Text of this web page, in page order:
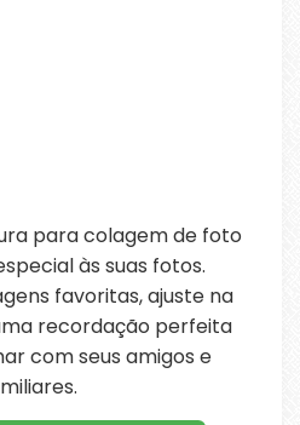
para colagem de foto
às suas fotos.
favoritas, ajuste na
recordação perfeita
com seus amigos e